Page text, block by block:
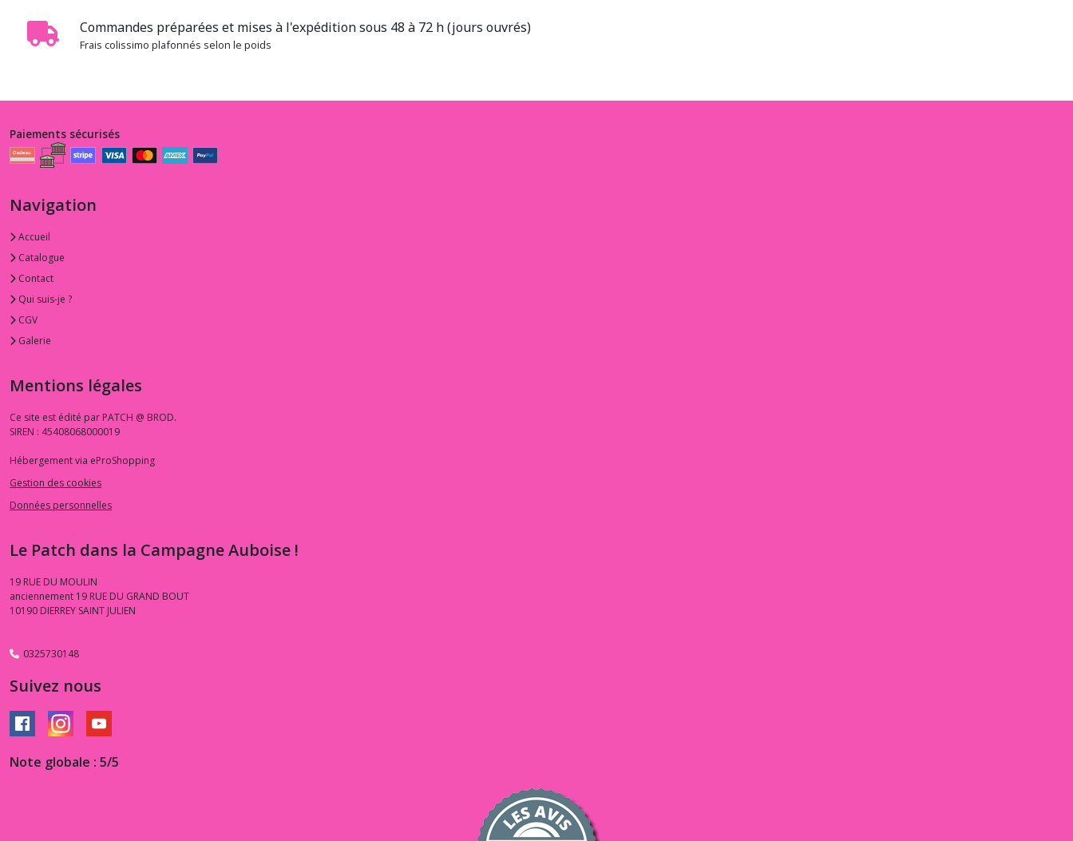
Commandes préparées et mises à l'expédition sous 48 à 72 h (jours ouvrés)
Frais colissimo plafonnés selon le poids
Paiements sécurisés
Navigation
Accueil
Catalogue
Contact
Qui suis-je ?
CGV
Galerie
Mentions légales
Ce site est édité par PATCH @ BROD.
SIREN : 45408068000019
Hébergement via eProShopping
Gestion des cookies
Données personnelles
Le Patch dans la Campagne Auboise !
19 RUE DU MOULIN
anciennement 19 RUE DU GRAND BOUT
10190 DIERREY SAINT JULIEN
0325730148
Suivez nous
Note globale : 5/5